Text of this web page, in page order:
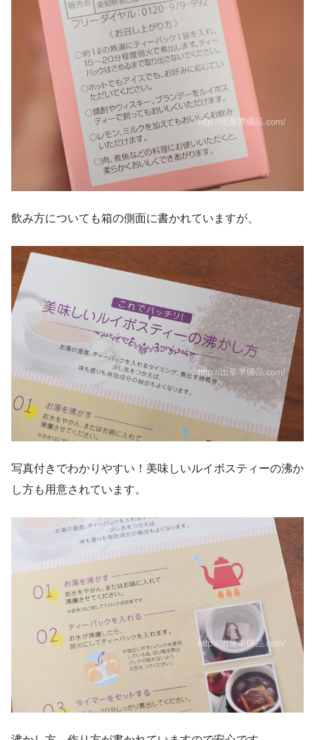
飲み方についても箱の側面に書かれていますが、
写真付きでわかりやすい！美味しいルイボスティーの沸か
し方も用意されています。